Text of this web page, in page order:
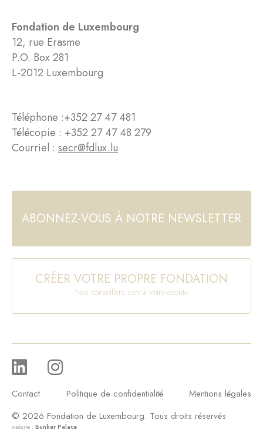
Fondation de Luxembourg
12, rue Erasme
P.O. Box 281
L-2012 Luxembourg
Téléphone :+352 27 47 481
Télécopie : +352 27 47 48 279
Courriel : secr@fdlux.lu
ABONNEZ-VOUS À NOTRE NEWSLETTER
CRÉER VOTRE PROPRE FONDATION
Nos conseillers sont à votre écoute
Contact Politique de confidentialité
Mentions légales
© 2026 Fondation de Luxembourg. Tous droits réservés
website : Bunker Palace